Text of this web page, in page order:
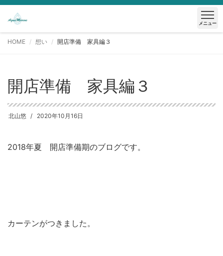
メニュー
HOME 想い 開店準備 家具編３
開店準備 家具編３
北山悠 2020年10月16日
2018年夏 開店準備期のブログです。
カーテンがつきました。